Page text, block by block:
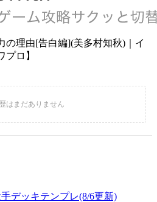
の理由[告白編](美多村知秋)｜イ
ロ】
デッキテンプレ(8/6更新)